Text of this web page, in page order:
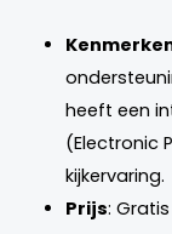
heeft een
(Electronic
kijkervaring.
Prijs: